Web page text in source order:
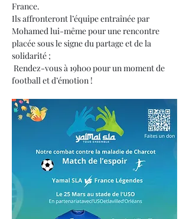
France.
Ils affronteront l’équipe entraînée par
Mohamed lui-même pour une rencontre
placée sous le signe du partage et de la
solidarité ;
football et d’émotion !